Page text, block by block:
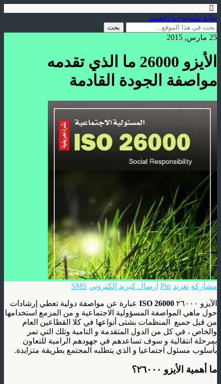
بوابة تكنولوجيا التعليم
25 مارس, 2015
الأيزو 26000 ما الذي تقدمه
مواصفة الجودة القادمة
مشاركة تغريد Pin إرسال كبريد إلكتروني SMS
الآيزو ٢٦٠٠٠ ISO 26000 عبارة عن مواصفة دولية تعطي إرشادات
حول ماهي المواصفة المسؤولية الاجتماعية و من المزمع استخدامها
من قبل جميع المنظمات بشتى أنواعها في كلا القطاعين العام
والخاص ، في كل من الدول المتقدمة و النامية وتلك التي تمر
بمرحلة انتقالية و سوف تساعدهم في جهودهم الرامية للتعاون
بأسلوب مسئول اجتماعيا و الذي يتطلبه المجتمع بطريقة متزايدة.
ما أهمية الأيزو ٢٦٠٠٠؟